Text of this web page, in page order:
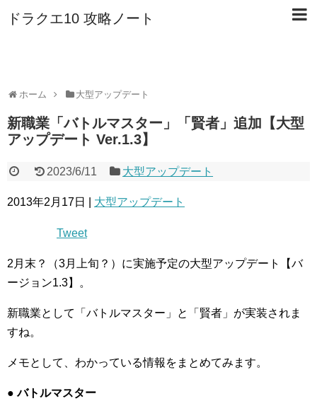
ドラクエ10 攻略ノート
ホーム 大型アップデート
新職業「バトルマスター」「賢者」追加【大型
アップデート Ver.1.3】
2023/6/11 大型アップデート
2013年2月17日 | 大型アップデート
Tweet
2月末？（3月上旬？）に実施予定の大型アップデート【バ
ージョン1.3】。
新職業として「バトルマスター」と「賢者」が実装されま
すね。
メモとして、わかっている情報をまとめてみます。
● バトルマスター